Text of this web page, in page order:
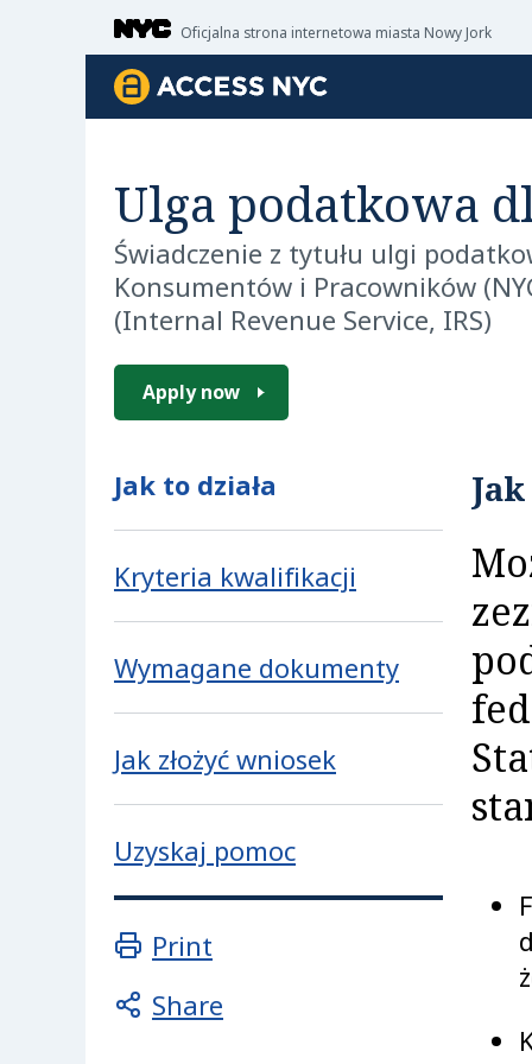
Przejdź do głównej zawartości
Oficjalna strona internetowa miasta Nowy Jork
ACCESS NYC
Ulga podatkowa
Świadczenie z tytułu ulgi
Konsumentów i Pracowników
(Internal Revenue Service, IRS)
Apply now
Jak to działa
Kryteria kwalifikacji
Wymagane dokumenty
Jak złożyć wniosek
Uzyskaj pomoc
Print
Share